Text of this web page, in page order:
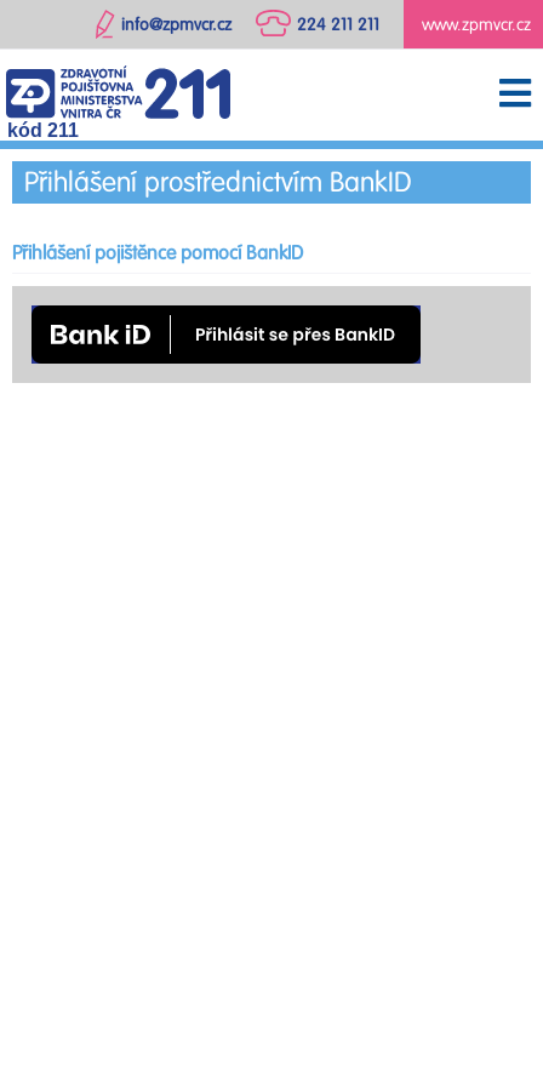
www.zpmvcr.cz
224 211 211
info@zpmvcr.cz
kód 211
Přihlášení prostřednictvím BankID
Přihlášení pojištěnce pomocí BankID